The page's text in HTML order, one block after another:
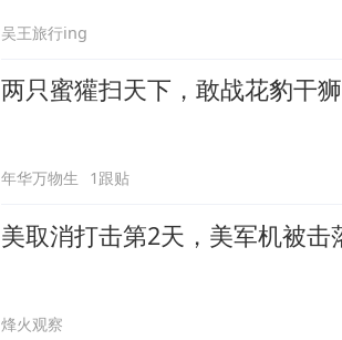
吴王旅行ing
两只蜜獾扫天下，敢战花豹干
年华万物生 1跟贴
美取消打击第2天，美军机被击
烽火观察